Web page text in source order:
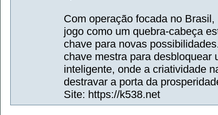
Com operação focada no
jogo como um quebra-cabeça
chave para novas
chave mestra para desbloquear
inteligente, onde a criatividade
destravar a porta da
Site: https://k538.net